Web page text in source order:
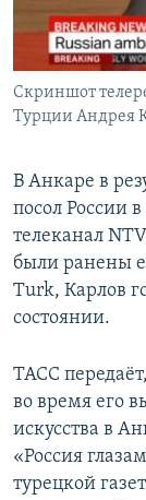
Скриншот
Турции Андрея
В Анкаре в
посол России
телеканал
были ранены
Turk, Карлов
состоянии.
ТАСС
во время его
искусства в
«Россия
турецкой